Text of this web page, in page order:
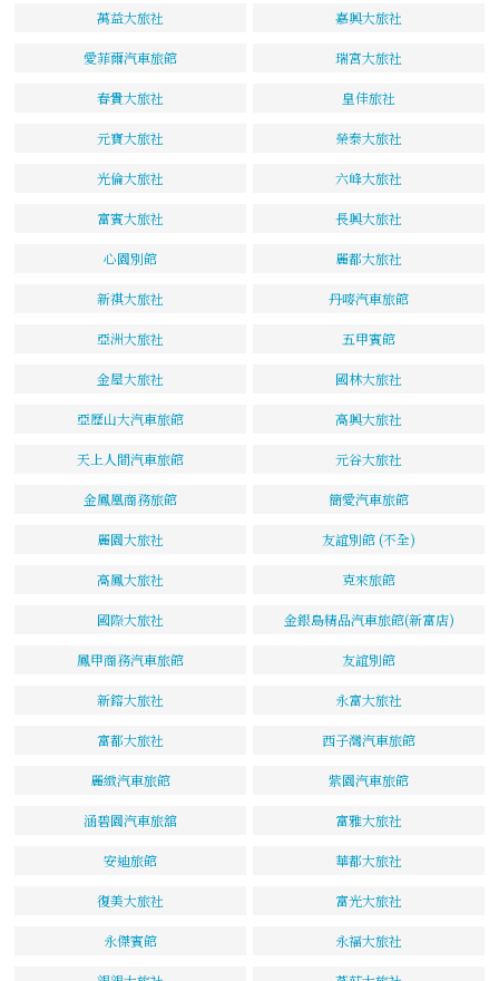
萬益大旅社 嘉興大旅社
愛菲爾汽車旅館 瑞宮大旅社
春貴大旅社 皇佳旅社
元寶大旅社 榮泰大旅社
光倫大旅社 六峰大旅社
富賓大旅社 長興大旅社
心園別館 麗都大旅社
新祺大旅社 丹嘜汽車旅館
亞洲大旅社 五甲賓館
金屋大旅社 國林大旅社
亞歷山大汽車旅館 高興大旅社
天上人間汽車旅館 元谷大旅社
金鳳凰商務旅館 簡愛汽車旅館
麗園大旅社 友誼別館 (不全)
高鳳大旅社 克來旅館
國際大旅社 金銀島精品汽車旅館(新富店)
鳳甲商務汽車旅館 友誼別館
新鎔大旅社 永富大旅社
富都大旅社 西子灣汽車旅館
麗緻汽車旅館 紫園汽車旅館
涵碧園汽車旅舘 富雅大旅社
安迪旅館 華都大旅社
復美大旅社 富光大旅社
永傑賓館 永福大旅社